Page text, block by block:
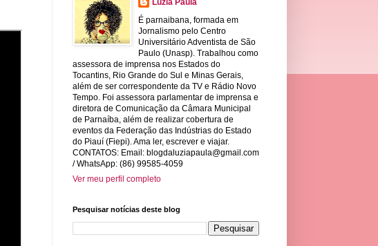
Luzia Paula
É parnaibana, formada em
Jornalismo pelo Centro
Universitário Adventista de São
Paulo (Unasp). Trabalhou como
assessora de imprensa nos Estados do
Tocantins, Rio Grande do Sul e Minas Gerais,
além de ser correspondente da TV e Rádio Novo
Tempo. Foi assessora parlamentar de imprensa e
diretora de Comunicação da Câmara Municipal
de Parnaíba, além de realizar cobertura de
eventos da Federação das Indústrias do Estado
do Piauí (Fiepi). Ama ler, escrever e viajar.
CONTATOS: Email: blogdaluziapaula@gmail.com
/ WhatsApp: (86) 99585-4059
Ver meu perfil completo
Pesquisar notícias deste blog